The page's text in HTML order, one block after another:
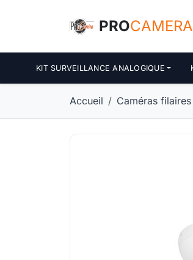
PROCAMERA
KIT SURVEILLANCE ANALOGIQUE
Accueil Caméras filaires